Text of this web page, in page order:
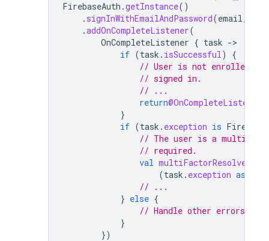
FirebaseAuth .getInstance()
. signInWithEmailAndPassword(email,
.addOnCompleteListener(
OnCompleteListener { task -
if (task . isSuccessful)
{
// User is not enrolled
// signed in.
// ...
return@OnCompleteListener
}
if (task . exception is
// The user is a multi-
// required.
val multiFactorResolver
(task . exception as
// ...
} else {
// Handle other errors,
}
})